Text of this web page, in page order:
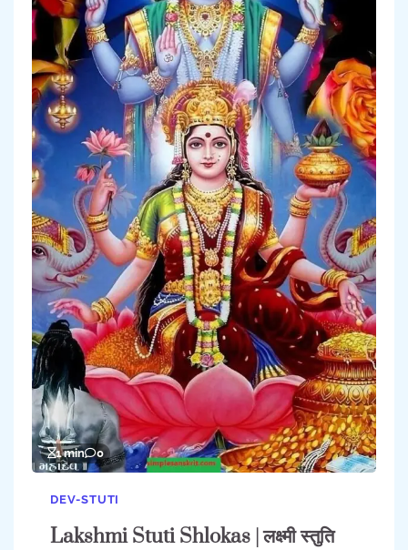
1 min 0
DEV-STUTI
Lakshmi Stuti Shlokas | लक्ष्मी स्तुति